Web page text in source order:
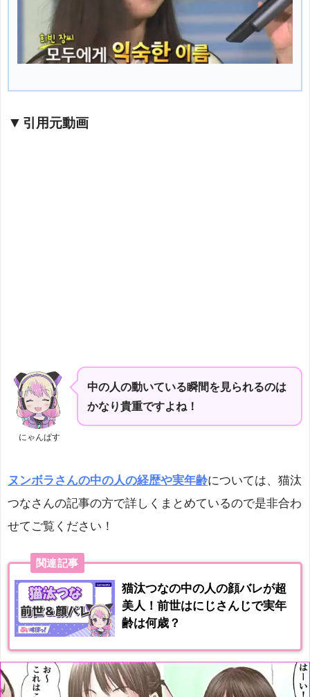
引用元動画
にゃんぱす
中の人の動いている瞬間を見られるのは
かなり貴重ですよね！
ヌンボラさんの中の人の経歴や実年齢については、猫汰
つなさんの記事の方で詳しくまとめているので是非合わ
せてご覧ください！
関連記事
猫汰つなの中の人の顔バレが超
美人！前世はにじさんじで実年
齢は何歳？